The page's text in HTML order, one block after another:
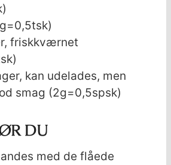
friskkværnet
kan udelades, men
smag (2g=0,5spsk)
DU
med de flåede